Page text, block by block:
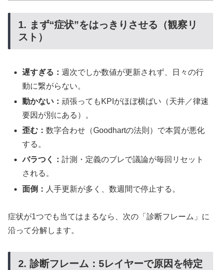
1. まず“症状”をはっきりさせる（観察リ
スト）
遅すぎる：週次でしか数値が更新されず、日々の行
動に繋がらない。
動かない：頑張ってもKPIがほぼ横ばい（天井／律速
要因が別にある）。
歪む：数字合わせ（Goodhartの法則）で本質が悪化
する。
バラつく：計測・定義のブレで議論が毎回リセット
される。
面倒： 人手更新が多く、数週間で停止する。
症状が1つでも当てはまるなら、次の「診断フレーム」に
沿って分解します。
2. 診断フレーム：5レイヤーで原因を特定